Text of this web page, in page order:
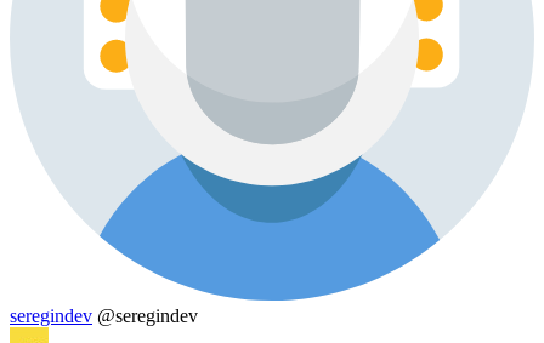
seregindev @seregindev